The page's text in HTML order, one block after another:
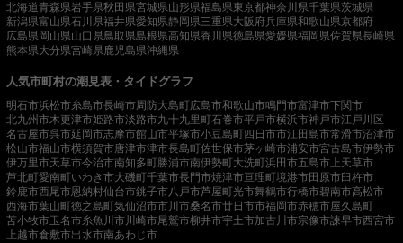
北海道青森県岩手県秋田県宮城県山形県福島県東京都神奈川県千葉県茨城県
新潟県富山県石川県福井県愛知県静岡県三重県大阪府兵庫県和歌山県京都府
広島県岡山県山口県鳥取県島根県高知県香川県徳島県愛媛県福岡県佐賀県長崎県
熊本県大分県宮崎県鹿児島県沖縄県
人気市町村の潮見表・タイドグラフ
明石市浜松市糸島市長崎市周防大島町広島市和歌山市鳴門市富津市下関市
北九州市木更津市姫路市淡路市九十九里町石巻市平戸市横浜市神戸市江戸川区
名古屋市呉市延岡市志摩市館山市平塚市小豆島町四日市市江田島市常滑市沼津市
松山市福山市横須賀市唐津市津市長島町佐世保市茅ヶ崎市浦安市宮古島市伊勢市
伊万里市天草市今治市南知多町勝浦市南伊勢町大洗町浜田市五島市 上天草市
芦北町愛南町いわき市大磯町千葉市長門市焼津市亘理町境港市田原市臼杵市
鈴鹿市西尾市恩納村仙台市銚子市八戸市芦屋町光市舞鶴市行橋市碧南市高松市
西海市葉山町徳之島町気仙沼市市川市桑名市廿日市市福岡市赤穂市屋久島町
苫小牧市玉名市糸魚川市川崎市尾鷲市柳井市宇土市加古川市宗像市諫早市西宮市
上越市倉敷市出水市南あわじ市